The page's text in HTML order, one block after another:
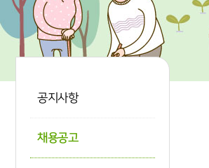
공지사항
채용공고